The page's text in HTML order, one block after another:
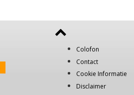
Colofon
Contact
Cookie Informatie
Disclaimer